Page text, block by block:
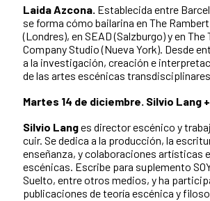
Laida Azcona. Establecida entre
se forma cómo bailarina en The
(Londres), en SEAD (Salzburgo) y en
Company Studio (Nueva York). Desde
a la investigación, creación e
de las artes escénicas
Martes 14 de diciembre. Silvio Lang
Silvio Langes director escénico y
cuir. Se dedica a la producción, la
enseñanza, y colaboraciones artísticas
escénicas. Escribe para suplemento
Suelto, entre otros medios, y ha
publicaciones de teoría escénica y